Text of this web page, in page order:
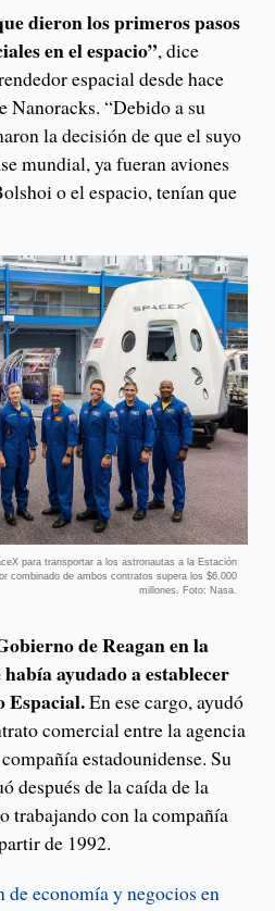
dieron los primeros pasos
en el espacio”, dice
espacial desde hace
Nanoracks. “Debido a su
la decisión de que el suyo
mundial, ya fueran aviones
o el espacio, tenían que
para transportar a los astronautas a la Estación
combinado de ambos contratos supera los $6.000
millones. Foto: Nasa.
de Reagan en la
ayudado a establecer
Espacial.En ese cargo, ayudó
comercial entre la agencia
estadounidense. Su
después de la caída de la
trabajando con la compañía
de 1992.
economía y negocios en